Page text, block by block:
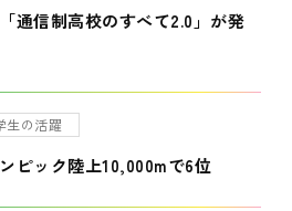
通信制高校のすべて2.0」が発
生の活躍
ピック陸上10,000mで6位